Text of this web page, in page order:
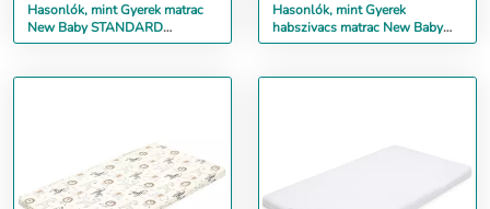
Hasonlók, mint Gyerek matrac
New Baby STANDARD
120x60x11 cm hajdina-
Hasonlók, mint Gyerek
habszivacs matrac New Baby
STANDARD 140x70x5 cm fehér